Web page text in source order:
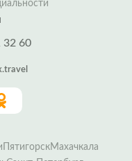
32 60
ПятигорскМахачкала